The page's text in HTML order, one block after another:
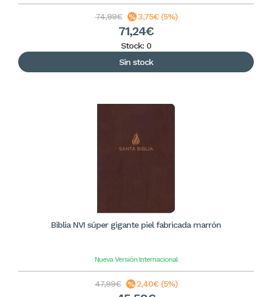
74,99€ 3,75€ (5%)
71,24€
Stock: 0
Sin stock
Biblia NVI súper gigante piel fabricada marrón
Nueva Versión Internacional
47,99€ 2,40€ (5%)